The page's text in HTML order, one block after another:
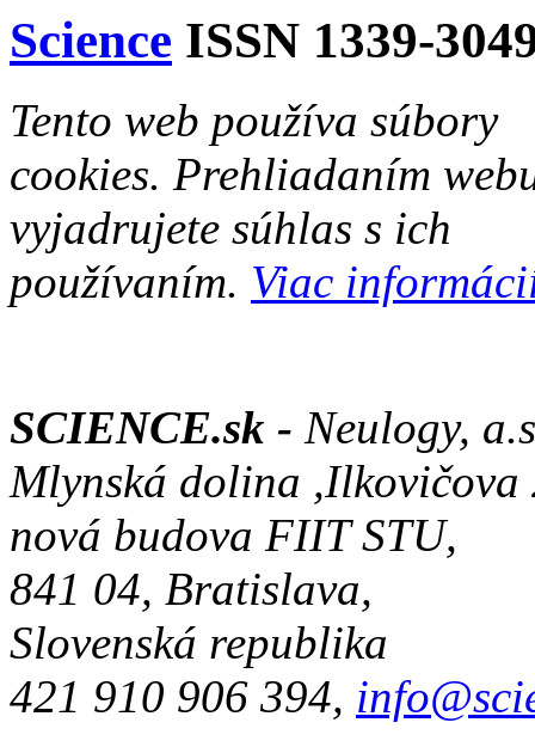
Science ISSN 1339-
Tento web používa súbory
cookies. Prehliadaním
vyjadrujete súhlas s ich
používaním. Viac
SCIENCE.sk - Neulogy,
Mlynská dolina ,Ilkovičova
nová budova FIIT STU,
841 04, Bratislava,
Slovenská republika
421 910 906 394,